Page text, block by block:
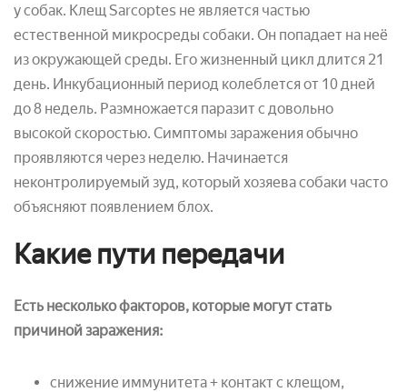
у собак. Клещ Sarcoptes не является частью
естественной микросреды собаки. Он попадает на неё
из окружающей среды. Его жизненный цикл длится 21
день. Инкубационный период колеблется от 10 дней
до 8 недель. Размножается паразит с довольно
высокой скоростью. Симптомы заражения обычно
проявляются через неделю. Начинается
неконтролируемый зуд, который хозяева собаки часто
объясняют появлением блох.
Какие пути передачи
Есть несколько факторов, которые могут стать
причиной заражения:
снижение иммунитета + контакт с клещом,